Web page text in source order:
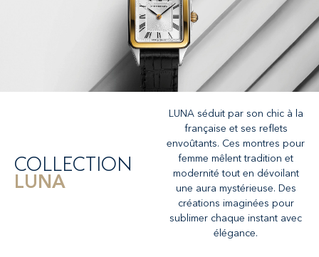
COLLECTION
LUNA
LUNA séduit par son chic à la
française et ses reflets
envoûtants. Ces montres pour
femme mêlent tradition et
modernité tout en dévoilant
une aura mystérieuse. Des
créations imaginées pour
sublimer chaque instant avec
élégance.